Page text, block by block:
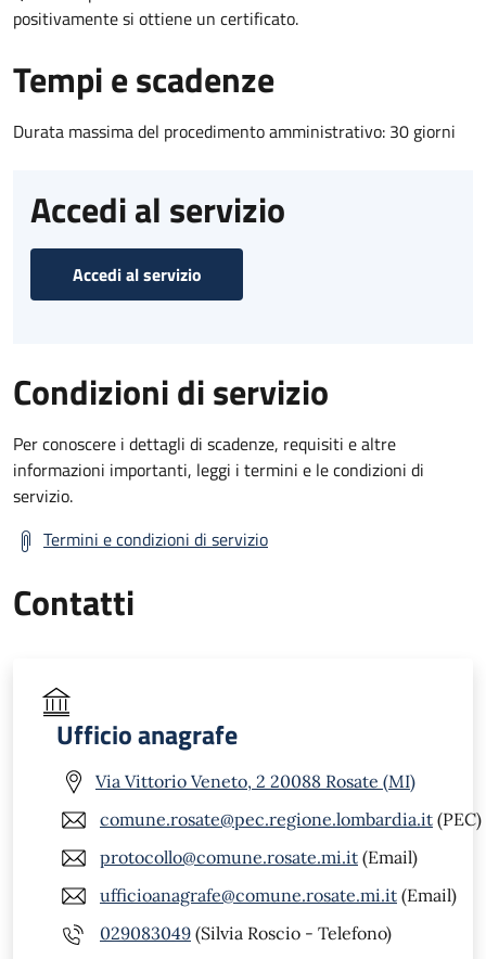
positivamente si ottiene un certificato.
Tempi e scadenze
Durata massima del procedimento amministrativo: 30 giorni
Accedi al servizio
Accedi al servizio
Condizioni di servizio
Per conoscere i dettagli di scadenze, requisiti e altre
informazioni importanti, leggi i termini e le condizioni di
servizio.
Termini e condizioni di servizio
Contatti
Ufficio anagrafe
Via Vittorio Veneto, 2 20088 Rosate (MI)
comune.rosate@pec.regione.lombardia.it (PEC)
protocollo@comune.rosate.mi.it (Email)
ufficioanagrafe@comune.rosate.mi.it (Email)
029083049 (Silvia Roscio - Telefono)